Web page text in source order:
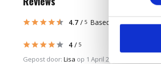
4.7 / 5 Based on 3 reviews
4 / 5
Gepost door: Lisa op 1 April 2026